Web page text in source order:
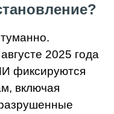
2025 года
фиксируются
включая